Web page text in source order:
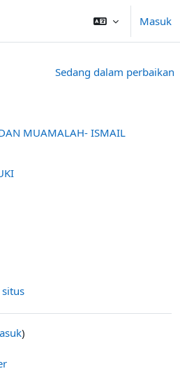
Masuk
Sedang dalam perbaikan
MUAMALAH- ISMAIL
)